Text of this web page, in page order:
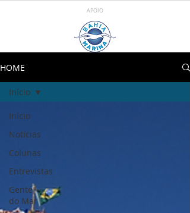
APOIO
HOME
Início
Notícias
Colunas
Entrevistas
Gente
do Mar
Início